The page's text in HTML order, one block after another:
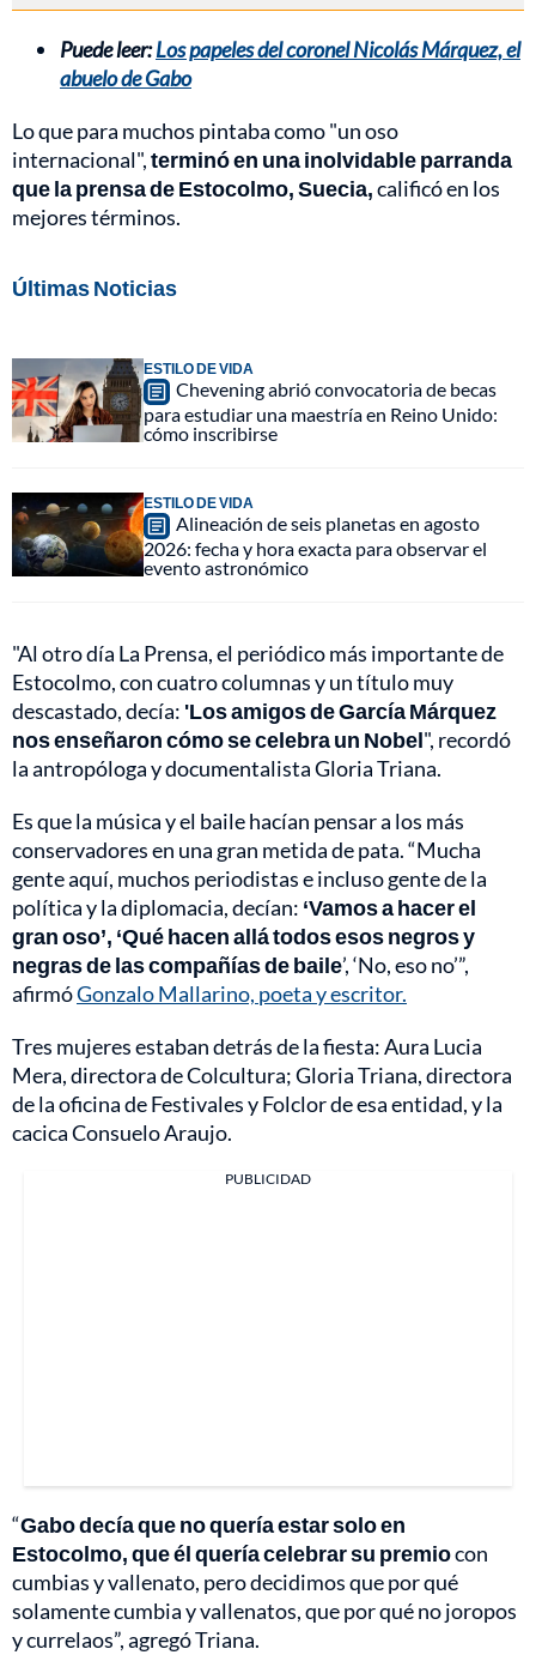
Puede leer:Los papeles del coronel Nicolás Márquez, el
abuelo de Gabo
Lo que para muchos pintaba como "un oso
internacional",terminó en una inolvidable parranda
que la prensa de Estocolmo, Suecia,calificó en los
mejores términos.
Últimas Noticias
ESTILO DE VIDA
Chevening abrió convocatoria de becas
para estudiar una maestría en Reino Unido:
cómo inscribirse
ESTILO DE VIDA
Alineación de seis planetas en agosto
2026: fecha y hora exacta para observar el
evento astronómico
"Al otro día La Prensa, el periódico más importante de
Estocolmo, con cuatro columnas y un título muy
descastado, decía: 'Los amigos de García Márquez
nos enseñaron cómo se celebra un Nobel", recordó
la antropóloga y documentalista Gloria Triana.
Es que la música y el baile hacían pensar a los más
conservadores en una gran metida de pata. “Mucha
gente aquí, muchos periodistas e incluso gente de la
política y la diplomacia, decían: ‘Vamos a hacer el
gran oso’, ‘Qué hacen allá todos esos negros y
negras de las compañías de baile’, ‘No, eso no’”,
afirmóGonzalo Mallarino, poeta y escritor.
Tres mujeres estaban detrás de la fiesta: Aura Lucia
Mera, directora de Colcultura; Gloria Triana, directora
de la oficina de Festivales y Folclor de esa entidad, y la
cacica Consuelo Araujo.
PUBLICIDAD
“Gabo decía que no quería estar solo en
Estocolmo, que él quería celebrar su premiocon
cumbias y vallenato, pero decidimos que por qué
solamente cumbia y vallenatos, que por qué no joropos
y currelaos”, agregó Triana.